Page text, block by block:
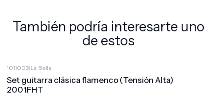
También podría interesarte uno
de estos
1011003|La Bella
Set guitarra clásica flamenco (Tensión Alta)
2001FHT